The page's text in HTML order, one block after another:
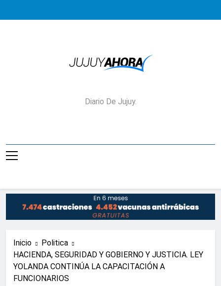
Jujuy Ahora!
Diario De Jujuy.
Inicio
Politica
HACIENDA, SEGURIDAD Y GOBIERNO Y JUSTICIA. LEY
YOLANDA CONTINÚA LA CAPACITACIÓN A
FUNCIONARIOS